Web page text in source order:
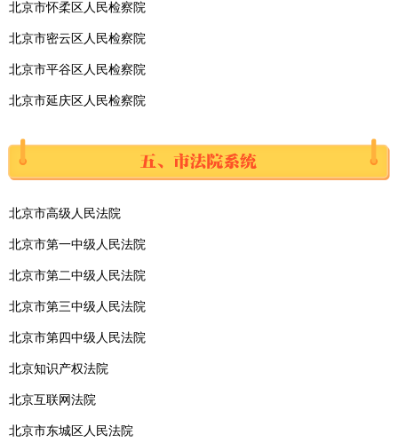
北京市怀柔区人民检察院
北京市密云区人民检察院
北京市平谷区人民检察院
北京市延庆区人民检察院
北京市高级人民法院
北京市第一中级人民法院
北京市第二中级人民法院
北京市第三中级人民法院
北京市第四中级人民法院
北京知识产权法院
北京互联网法院
北京市东城区人民法院